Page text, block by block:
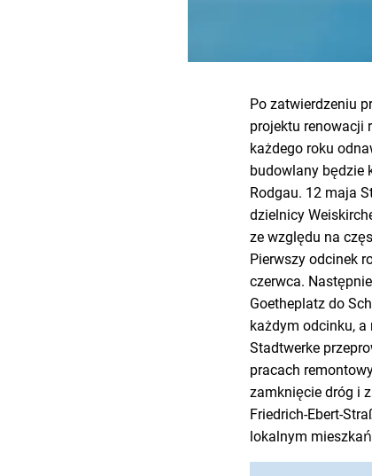
Po zatwierdzeniu
projektu renowacji
każdego roku
budowlany będzie
Rodgau. 12 maja
dzielnicy
ze względu na
Pierwszy odcinek
czerwca.
Goetheplatz do
każdym odcinku, a
Stadtwerke
pracach
zamknięcie dróg i
Friedrich-Ebert-
lokalnym